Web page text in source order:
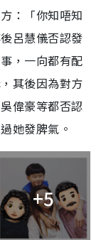
：「你知唔知
呂慧儀否認發
，一向都有配
其後因為對方
偉豪等都否認
她發脾氣。
+5